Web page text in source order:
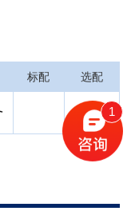
标配 选配
√ 1